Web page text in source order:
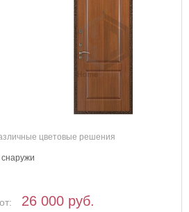
цветовые решения
26 000 руб.